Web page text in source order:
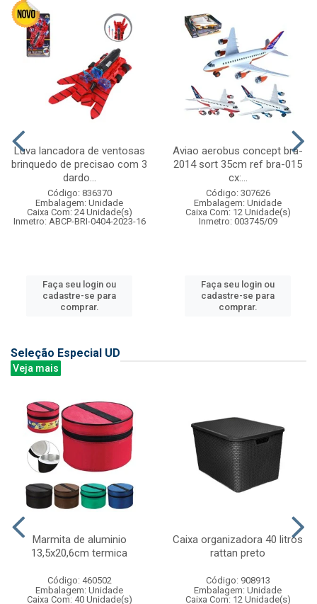
Luva lancadora de ventosas
brinquedo de precisao com 3
dardo...
Código: 836370
Embalagem: Unidade
Caixa Com: 24 Unidade(s)
Inmetro: ABCP-BRI-0404-2023-16
Faça seu login ou
cadastre-se para
comprar.
Aviao aerobus concept bra-
2014 sort 35cm ref bra-015
cx:...
Código: 307626
Embalagem: Unidade
Caixa Com: 12 Unidade(s)
Inmetro: 003745/09
Faça seu login ou
cadastre-se para
comprar.
Seleção Especial UD
Veja mais
Marmita de aluminio
13,5x20,6cm termica
Código: 460502
Embalagem: Unidade
Caixa Com: 40 Unidade(s)
Caixa organizadora 40 litros
rattan preto
Código: 908913
Embalagem: Unidade
Caixa Com: 12 Unidade(s)